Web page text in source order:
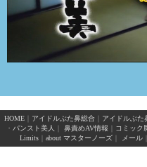
HOME｜ アイドルぶた鼻総合 アイドルぶた
・ パンスト美人 鼻責めAV情報 コミック
Limits
about マスターノーズ メール